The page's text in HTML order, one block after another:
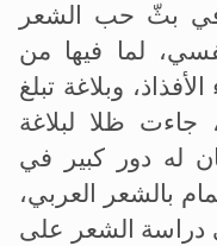
في بثّ حب الشعر
لما فيها من
وبلاغة تبلغ
جاءت ظلا لبلاغة
له دور كبير في
بالشعر العربي،
دراسة الشعر على